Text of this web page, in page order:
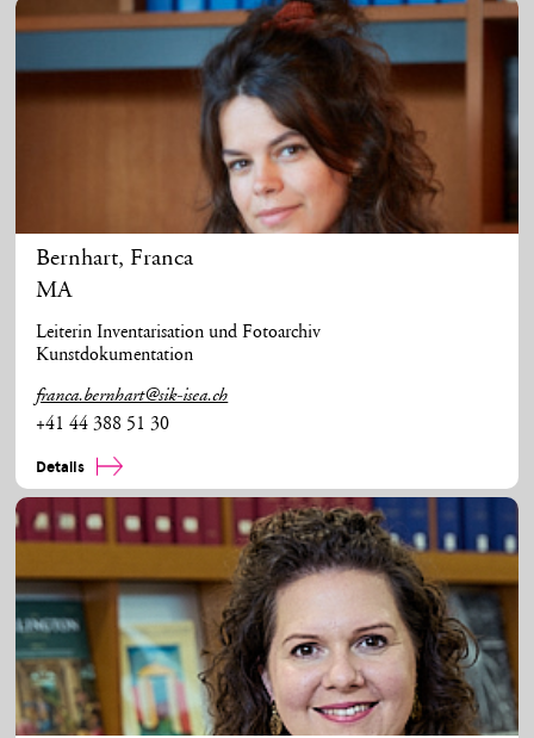
Bernhart, Franca
MA
Leiterin Inventarisation und Fotoarchiv
Kunstdokumentation
franca.bernhart@sik-isea.ch
+41 44 388 51 30
Details